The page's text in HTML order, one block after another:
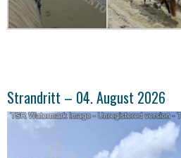
Strandritt – 04. August 2026